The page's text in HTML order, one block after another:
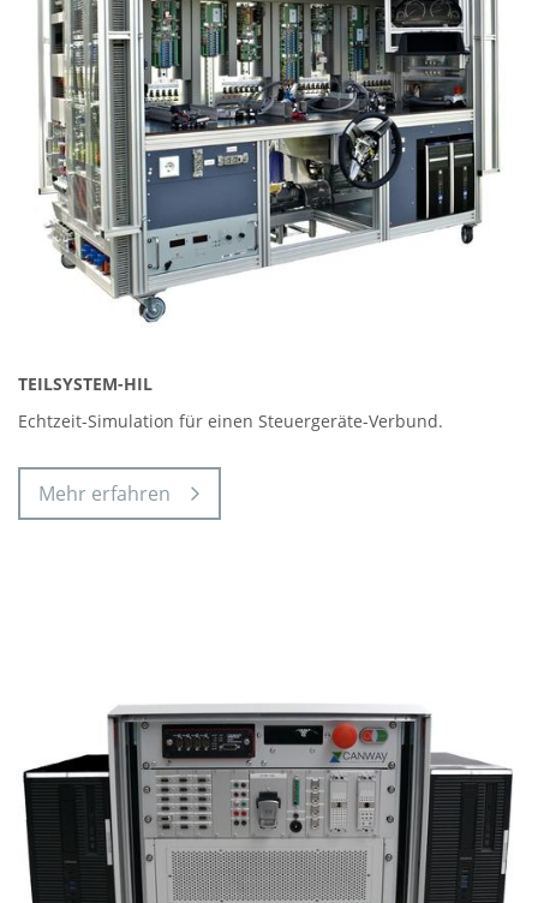
TEILSYSTEM-HIL
Echtzeit-Simulation für einen Steuergeräte-Verbund.
Mehr erfahren